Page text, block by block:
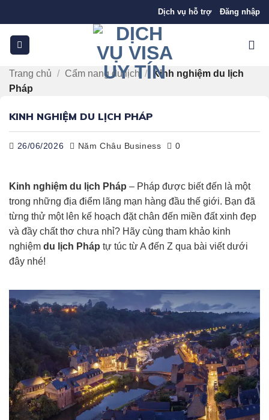
qua
nội
dung
Dịch vụ hỗ trợ Đăng nhập
Trang chủ / Cẩm nang du lịch /
Kinh nghiệm du lịch
Pháp
KINH NGHIỆM DU LỊCH PHÁP
26/06/2026 Năm Châu Business 0
Kinh nghiệm du lịch Pháp – Pháp được biết đến là một
trong những địa điểm lãng mạn hàng đầu thế giới. Bạn đã
từng thử một lên kế hoạch đặt chân đến miền đất xinh đẹp
và đầy chất thơ chưa nhỉ? Hãy cùng tham khảo kinh
nghiệm du lịch Pháp tự túc từ A đến Z qua bài viết dưới
đây nhé!